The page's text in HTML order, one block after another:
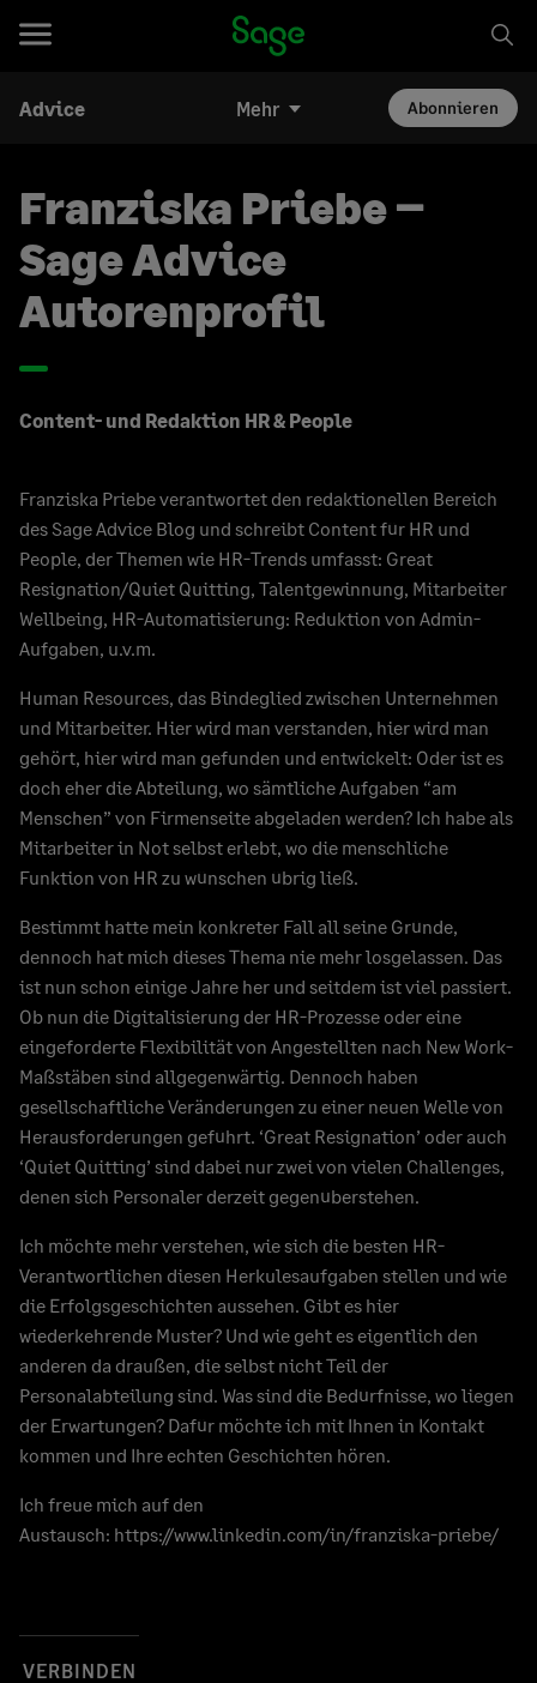
Advice Mehr Abonnieren
Franziska Priebe –
Sage Advice
Autorenprofil
Content- und Redaktion HR & People
Franziska Priebe verantwortet den redaktionellen Bereich
des Sage Advice Blog und schreibt Content für HR und
People, der Themen wie HR-Trends umfasst: Great
Resignation/Quiet Quitting, Talentgewinnung, Mitarbeiter
Wellbeing, HR-Automatisierung: Reduktion von Admin-
Aufgaben, u.v.m.
Human Resources, das Bindeglied zwischen Unternehmen
und Mitarbeiter. Hier wird man verstanden, hier wird man
gehört, hier wird man gefunden und entwickelt: Oder ist es
doch eher die Abteilung, wo sämtliche Aufgaben “am
Menschen” von Firmenseite abgeladen werden? Ich habe als
Mitarbeiter in Not selbst erlebt, wo die menschliche
Funktion von HR zu wünschen übrig ließ.
Bestimmt hatte mein konkreter Fall all seine Gründe,
dennoch hat mich dieses Thema nie mehr losgelassen. Das
ist nun schon einige Jahre her und seitdem ist viel passiert.
Ob nun die Digitalisierung der HR-Prozesse oder eine
eingeforderte Flexibilität von Angestellten nach New Work-
Maßstäben sind allgegenwärtig. Dennoch haben
gesellschaftliche Veränderungen zu einer neuen Welle von
Herausforderungen geführt. ‘Great Resignation’ oder auch
‘Quiet Quitting’ sind dabei nur zwei von vielen Challenges,
denen sich Personaler derzeit gegenüberstehen.
Ich möchte mehr verstehen, wie sich die besten HR-
Verantwortlichen diesen Herkulesaufgaben stellen und wie
die Erfolgsgeschichten aussehen. Gibt es hier
wiederkehrende Muster? Und wie geht es eigentlich den
anderen da draußen, die selbst nicht Teil der
Personalabteilung sind. Was sind die Bedürfnisse, wo liegen
der Erwartungen? Dafür möchte ich mit Ihnen in Kontakt
kommen und Ihre echten Geschichten hören.
Ich freue mich auf den
Austausch: https://www.linkedin.com/in/franziska-priebe/
VERBINDEN